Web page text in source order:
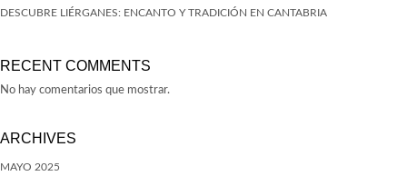
DESCUBRE LIÉRGANES: ENCANTO Y TRADICIÓN EN CANTABRIA
RECENT COMMENTS
No hay comentarios que mostrar.
ARCHIVES
MAYO 2025